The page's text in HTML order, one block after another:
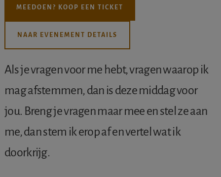
MEEDOEN? KOOP EEN TICKET
NAAR EVENEMENT DETAILS
Als je vragen voor me hebt, vragen waarop ik
mag afstemmen, dan is deze middag voor
jou. Breng je vragen maar mee en stel ze aan
me, dan stem ik erop af en vertel wat ik
doorkrijg.